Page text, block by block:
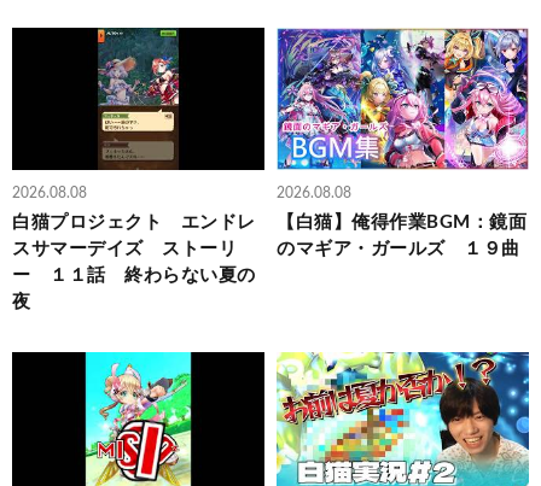
2026.08.08
白猫プロジェクト エンドレ
スサマーデイズ ストーリ
ー １１話 終わらない夏の
夜
2026.08.08
【白猫】俺得作業BGM：鏡面
のマギア・ガールズ １９曲